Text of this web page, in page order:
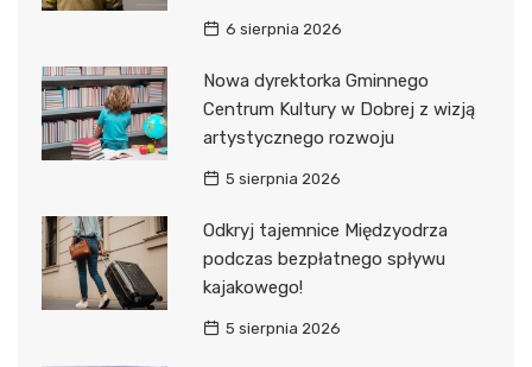
6 sierpnia 2026
Nowa dyrektorka Gminnego
Centrum Kultury w Dobrej z wizją
artystycznego rozwoju
5 sierpnia 2026
Odkryj tajemnice Międzyodrza
podczas bezpłatnego spływu
kajakowego!
5 sierpnia 2026